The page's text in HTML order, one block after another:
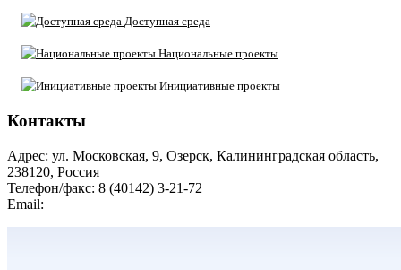
Доступная среда
Национальные проекты
Инициативные проекты
Контакты
Адрес: ул. Московская, 9, Озерск, Калининградская область,
238120, Россия
Телефон/факс: 8 (40142) 3-21-72
Email: